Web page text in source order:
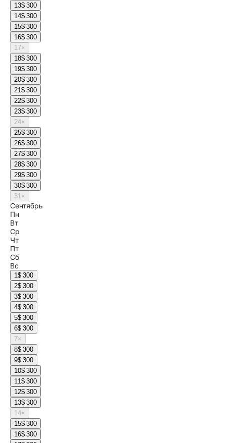
13$ 300
14$ 300
15$ 300
16$ 300
17×
18$ 300
19$ 300
20$ 300
21$ 300
22$ 300
23$ 300
24×
25$ 300
26$ 300
27$ 300
28$ 300
29$ 300
30$ 300
31×
Сентябрь
Пн
Вт
Ср
Чт
Пт
Сб
Вс
1$ 300
2$ 300
3$ 300
4$ 300
5$ 300
6$ 300
7×
8$ 300
9$ 300
10$ 300
11$ 300
12$ 300
13$ 300
14×
15$ 300
16$ 300